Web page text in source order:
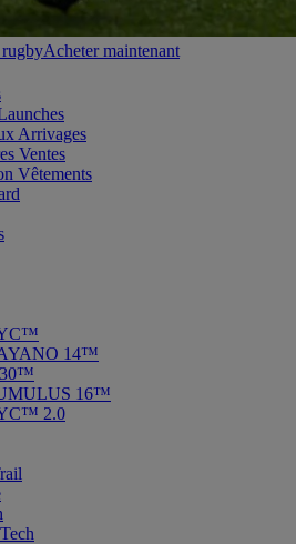
rugbyAcheter maintenant
Arrivages
Ventes
Vêtements
14™
16™
2.0